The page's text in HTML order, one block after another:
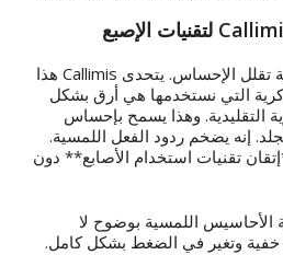
فكرة خاطئة شائعة: الحماية تقلل الإحساس. يتحدى Callimis هذا
التي نستخدمها هي أرق بشكل
التقليدية. وهذا يسمح بإحساس
إنه يضخم ردود الفعل اللمسية.
تقنيات استخدام الأصابع** دون
الأحاسيس اللمسية بوضوح لا
وتغير في الضغط بشكل كامل.